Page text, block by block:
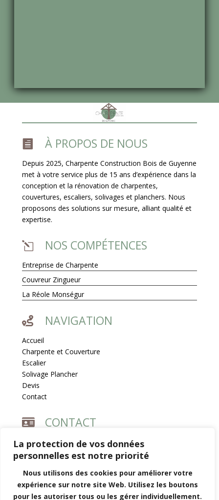
La protection de vos données
personnelles est notre priorité
Nous utilisons des cookies pour améliorer votre
expérience sur notre site Web. Utilisez les boutons
pour les autoriser tous ou les gérer individuellement.
 À PROPOS DE NOUS
Depuis 2025, Charpente Construction Bois de Guyenne
met à votre service plus de 15 ans d’expérience dans la
conception et la rénovation de charpentes,
couvertures, escaliers, solivages et planchers. Nous
proposons des solutions sur mesure, alliant qualité et
expertise.
l NOS COMPÉTENCES
Entreprise de Charpente
Couvreur Zingueur
La Réole Monségur
 NAVIGATION
Accueil
Charpente et Couverture
Escalier
Solivage Plancher
Devis
Contact
 CONTACT
 1 Les Guillebaux, 33190 Fossès-et-Baleyssac
 07 86 13 71 83
 charpentre.cbdg@gmail.com